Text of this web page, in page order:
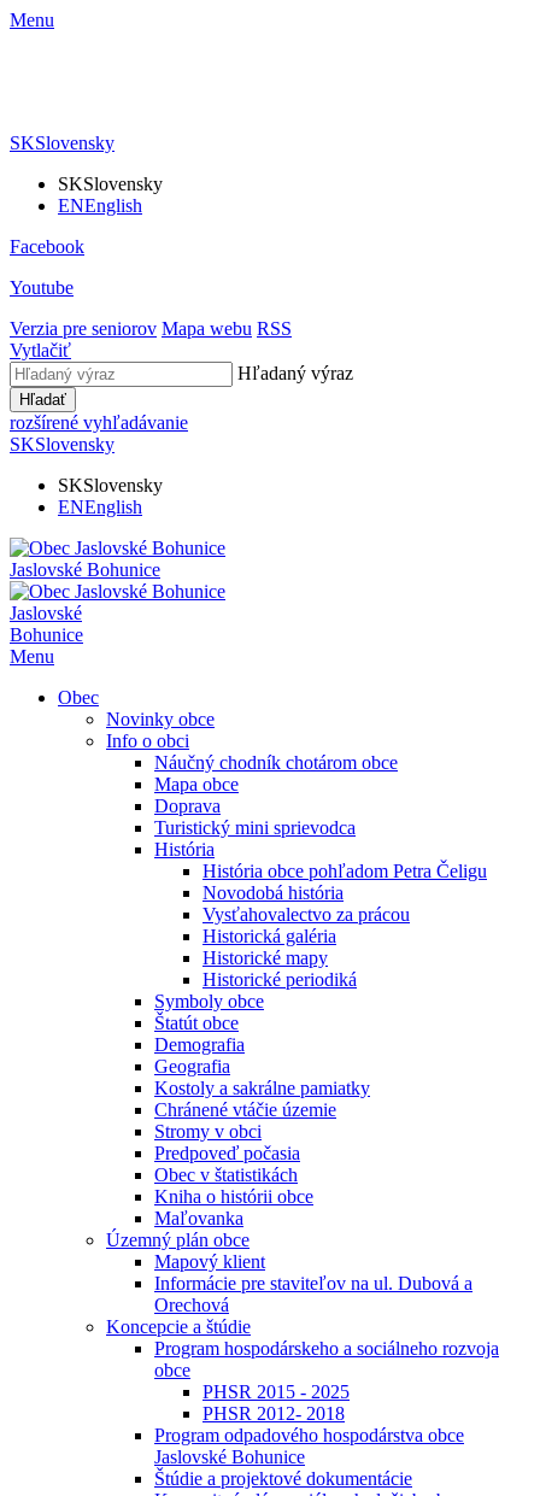
Menu
SKSlovensky
SKSlovensky
ENEnglish
Facebook
Youtube
Verzia pre seniorov Mapa webu RSS
Vytlačiť
Hľadaný výraz
Hľadať
rozšírené vyhľadávanie
SKSlovensky
SKSlovensky
ENEnglish
Jaslovské Bohunice
Jaslovské
Bohunice
Menu
Obec
Novinky obce
Info o obci
Náučný chodník chotárom obce
Mapa obce
Doprava
Turistický mini sprievodca
História
História obce pohľadom Petra Čeligu
Novodobá história
Vysťahovalectvo za prácou
Historická galéria
Historické mapy
Historické periodiká
Symboly obce
Štatút obce
Demografia
Geografia
Kostoly a sakrálne pamiatky
Chránené vtáčie územie
Stromy v obci
Predpoveď počasia
Obec v štatistikách
Kniha o histórii obce
Maľovanka
Územný plán obce
Mapový klient
Informácie pre staviteľov na ul. Dubová a
Orechová
Koncepcie a štúdie
Program hospodárskeho a sociálneho rozvoja
obce
PHSR 2015 - 2025
PHSR 2012- 2018
Program odpadového hospodárstva obce
Jaslovské Bohunice
Štúdie a projektové dokumentácie